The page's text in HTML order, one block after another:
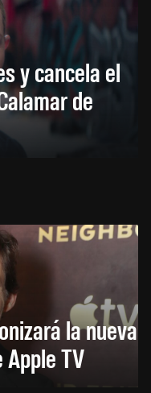
y cancela el
de
la nueva
TV